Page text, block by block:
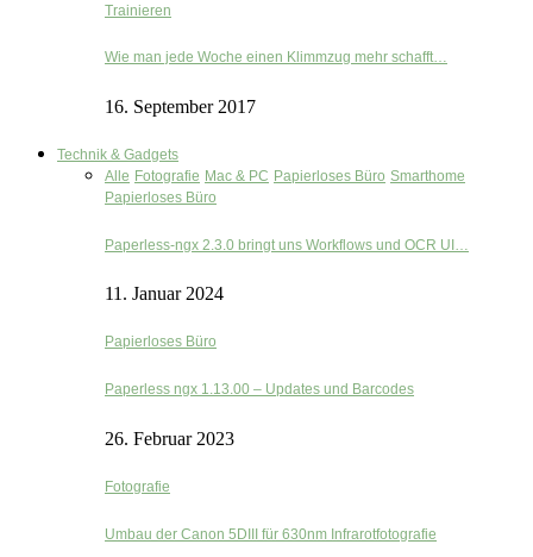
Trainieren
Wie man jede Woche einen Klimmzug mehr schafft…
16. September 2017
Technik & Gadgets
Alle Fotografie Mac & PC Papierloses Büro Smarthome
Papierloses Büro
Paperless-ngx 2.3.0 bringt uns Workflows und OCR UI…
11. Januar 2024
Papierloses Büro
Paperless ngx 1.13.00 – Updates und Barcodes
26. Februar 2023
Fotografie
Umbau der Canon 5DIII für 630nm Infrarotfotografie